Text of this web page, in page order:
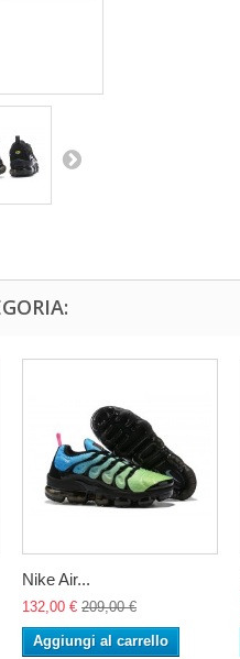
Nike Air...
132,00 € 209,00 €
Aggiungi al carrello